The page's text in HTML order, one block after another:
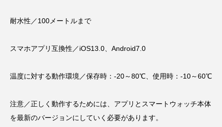
耐水性／100メートルまで
スマホアプリ互換性／iOS13.0、Android7.0
温度に対する動作環境／保存時：-20～80℃、使用時：-10～60℃
注意／正しく動作するためには、アプリとスマートウォッチ本体
を最新のバージョンにしていく必要があります。